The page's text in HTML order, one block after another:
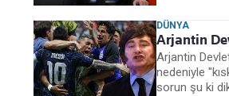
DÜNYA
Arjantin
Arjantin
nedeniyle
sorun şu ki